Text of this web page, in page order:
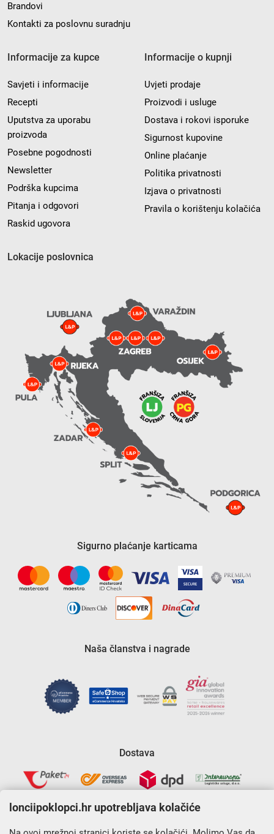
Brandovi
Kontakti za poslovnu suradnju
Informacije za kupce
Savjeti i informacije
Recepti
Uputstva za uporabu
proizvoda
Posebne pogodnosti
Newsletter
Podrška kupcima
Pitanja i odgovori
Raskid ugovora
Informacije o kupnji
Uvjeti prodaje
Proizvodi i usluge
Dostava i rokovi isporuke
Sigurnost kupovine
Online plaćanje
Politika privatnosti
Izjava o privatnosti
Pravila o korištenju kolačića
Lokacije poslovnica
Sigurno plaćanje karticama
Naša članstva i nagrade
Dostava
lonciipoklopci.hr upotrebljava kolačiće